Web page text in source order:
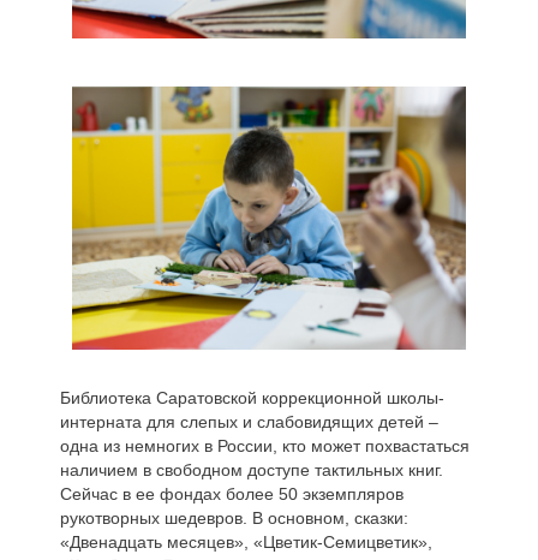
Библиотека Саратовской коррекционной школы-
интерната для слепых и слабовидящих детей –
одна из немногих в России, кто может похвастаться
наличием в свободном доступе тактильных книг.
Сейчас в ее фондах более 50 экземпляров
рукотворных шедевров. В основном, сказки:
«Двенадцать месяцев», «Цветик-Семицветик»,